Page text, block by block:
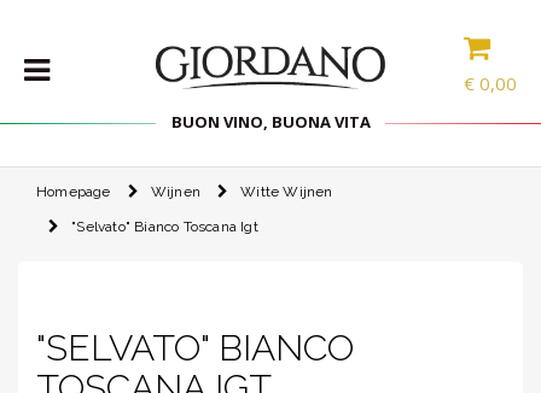
€ 0,00
BUON VINO, BUONA VITA
WIJNEN
DRANK
ACCESSOIRES
Homepage Wijnen Witte Wijnen
"selvato" Bianco Toscana Igt
"SELVATO" BIANCO